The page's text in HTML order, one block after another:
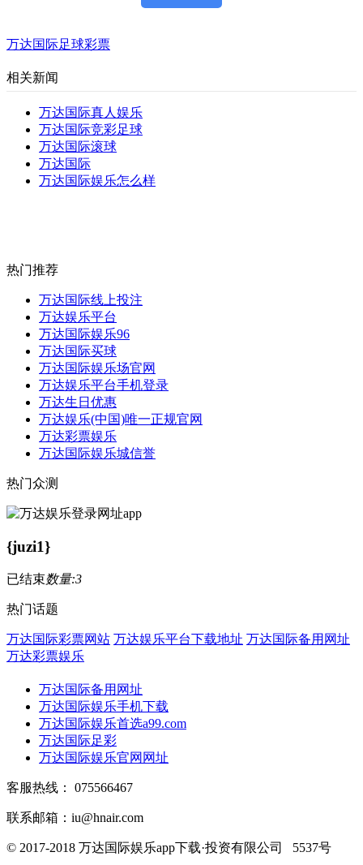
万达国际足球彩票
相关新闻
万达国际真人娱乐
万达国际竞彩足球
万达国际滚球
万达国际
万达国际娱乐怎么样
热门推荐
万达国际线上投注
万达娱乐平台
万达国际娱乐96
万达国际买球
万达国际娱乐场官网
万达娱乐平台手机登录
万达生日优惠
万达娱乐(中国)唯一正规官网
万达彩票娱乐
万达国际娱乐城信誉
热门众测
{juzi1}
已结束数量:3
热门话题
万达国际彩票网站 万达娱乐平台下载地址 万达国际备用网址
万达彩票娱乐
万达国际备用网址
万达国际娱乐手机下载
万达国际娱乐首选a99.com
万达国际足彩
万达国际娱乐官网网址
客服热线： 075566467
联系邮箱：iu@hnair.com
© 2017-2018 万达国际娱乐app下载·投资有限公司 5537号